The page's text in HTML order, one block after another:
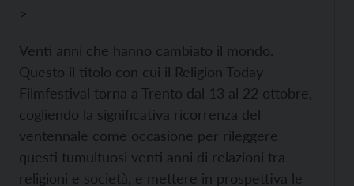
>
Venti anni che hanno cambiato il mondo.
Questo il titolo con cui il Religion Today
Filmfestival torna a Trento dal 13 al 22 ottobre,
cogliendo la significativa ricorrenza del
ventennale come occasione per rileggere
questi tumultuosi venti anni di relazioni tra
religioni e società, e mettere in prospettiva le